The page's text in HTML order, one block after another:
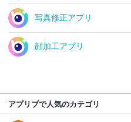
写真修正アプリ
顔加工アプリ
アプリブで人気のカテゴリ